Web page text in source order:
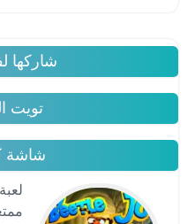
شاركها
تويت
شاشة